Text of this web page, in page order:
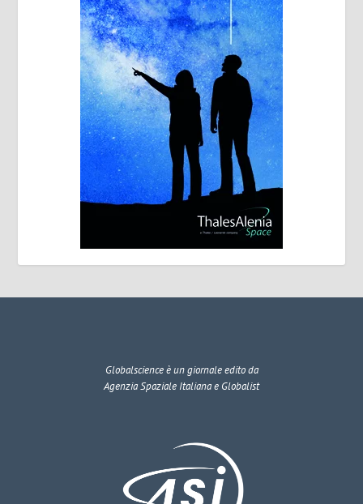
Globalscienceè un giornale edito da
Agenzia Spaziale Italiana e Globalist